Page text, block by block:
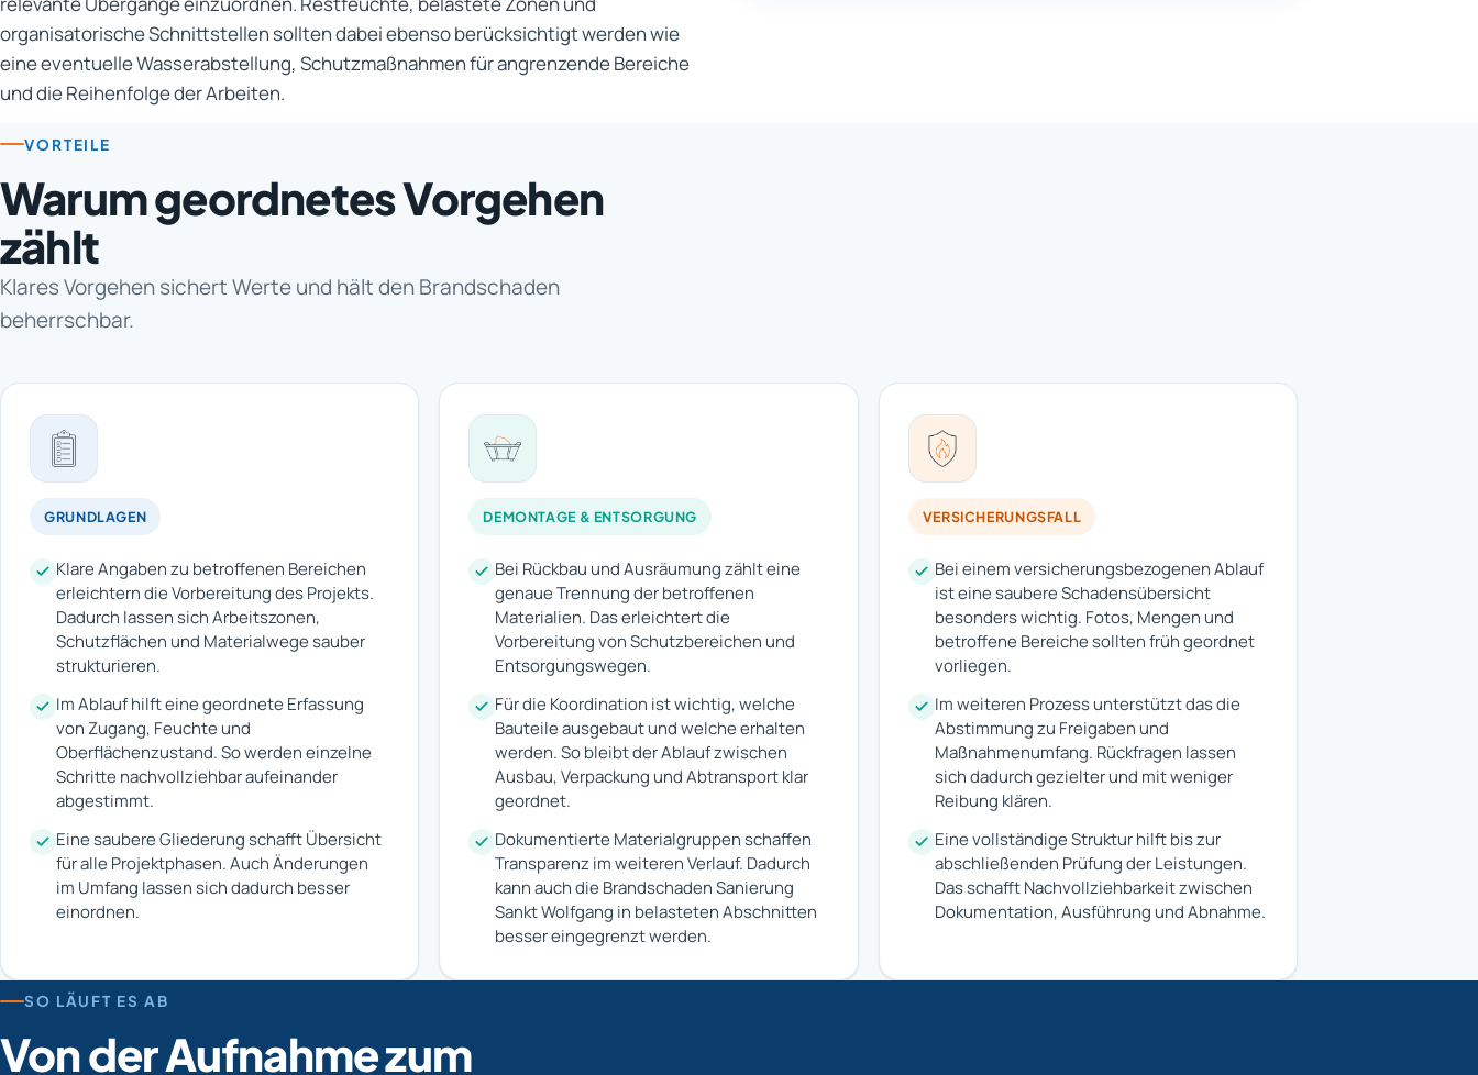
organisatorische Schnittstellen sollten dabei ebenso berücksichtigt werden wie
eine eventuelle Wasserabstellung, Schutzmaßnahmen für angrenzende Bereiche
und die Reihenfolge der Arbeiten.
VORTEILE
Warum geordnetes Vorgehen
zählt
Klares Vorgehen sichert Werte und hält den Brandschaden
beherrschbar.
GRUNDLAGEN
Klare Angaben zu betroffenen Bereichen
erleichtern die Vorbereitung des Projekts.
Dadurch lassen sich Arbeitszonen,
Schutzflächen und Materialwege sauber
strukturieren.
Im Ablauf hilft eine geordnete Erfassung
von Zugang, Feuchte und
Oberflächenzustand. So werden einzelne
Schritte nachvollziehbar aufeinander
abgestimmt.
Eine saubere Gliederung schafft Übersicht
für alle Projektphasen. Auch Änderungen
im Umfang lassen sich dadurch besser
einordnen.
DEMONTAGE & ENTSORGUNG
Bei Rückbau und Ausräumung zählt eine
genaue Trennung der betroffenen
Materialien. Das erleichtert die
Vorbereitung von Schutzbereichen und
Entsorgungswegen.
Für die Koordination ist wichtig, welche
Bauteile ausgebaut und welche erhalten
werden. So bleibt der Ablauf zwischen
Ausbau, Verpackung und Abtransport klar
geordnet.
Dokumentierte Materialgruppen schaffen
Transparenz im weiteren Verlauf. Dadurch
kann auch die Brandschaden Sanierung
Sankt Wolfgang in belasteten Abschnitten
besser eingegrenzt werden.
VERSICHERUNGSFALL
Bei einem versicherungsbezogenen Ablauf
ist eine saubere Schadensübersicht
besonders wichtig. Fotos, Mengen und
betroffene Bereiche sollten früh geordnet
vorliegen.
Im weiteren Prozess unterstützt das die
Abstimmung zu Freigaben und
Maßnahmenumfang. Rückfragen lassen
sich dadurch gezielter und mit weniger
Reibung klären.
Eine vollständige Struktur hilft bis zur
abschließenden Prüfung der Leistungen.
Das schafft Nachvollziehbarkeit zwischen
Dokumentation, Ausführung und Abnahme.
SO LÄUFT ES AB
Von der Aufnahme zum